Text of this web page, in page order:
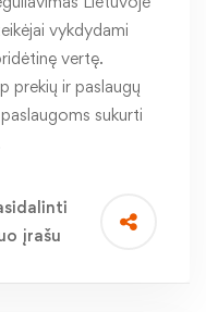
vykdydami
vertę.
prekių ir paslaugų
sukurti
įrašu